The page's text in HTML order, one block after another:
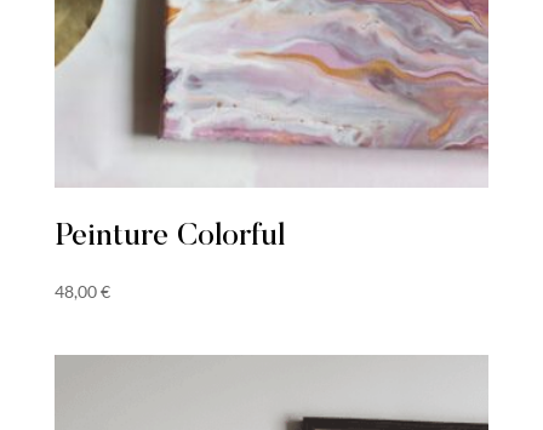
Peinture Colorful
48,00€